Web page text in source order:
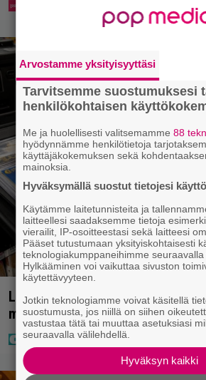
Lapset ostivat isälle lahjaksi
mutta miten sitten kävikään
Arvostamme yksityisyyttäsi
Tarvitsemme suostumuksesi
henkilökohtaisen
Me ja huolellisesti valitsemamme88
hyödynnämme henkilötietoja
käyttäjäkokemuksen sekä
mainoksia.
Hyväksymällä suostut tietojesi
Käytämme laitetunnisteita ja
laitteellesi saadaksemme tietoja
vierailit, IP-osoitteestasi sekä laitteesi
Pääset tutustumaan yksityiskohtaisesti
teknologiakumppaneihimme seuraavalla
Hylkääminen voi vaikuttaa sivuston
käytettävyyteen.
Jotkin teknologiamme voivat käsitellä
suostumusta, jos niillä on siihen
vastustaa tätä tai muuttaa asetuksiasi
seuraavalla välilehdellä.
Hyväksyn kaikki